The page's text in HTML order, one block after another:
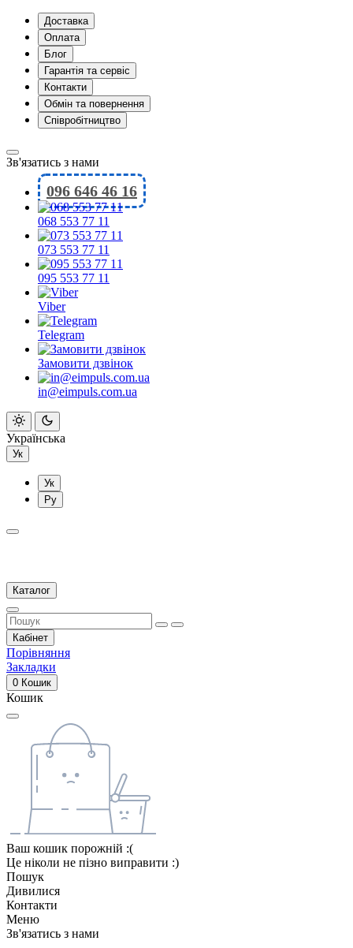
Доставка
Оплата
Блог
Гарантія та сервіс
Контакти
Обмін та повернення
Співробітництво
Зв'язатись з нами
096 646 46 16
068 553 77 11
073 553 77 11
095 553 77 11
Viber
Telegram
Замовити дзвінок
in@eimpuls.com.ua
Українська
Ук
Ук
Ру
Каталог
Кабінет
Порівняння
Закладки
0 Кошик
Кошик
Ваш кошик порожній :(
Це ніколи не пізно виправити :)
Пошук
Дивилися
Контакти
Меню
Зв'язатись з нами